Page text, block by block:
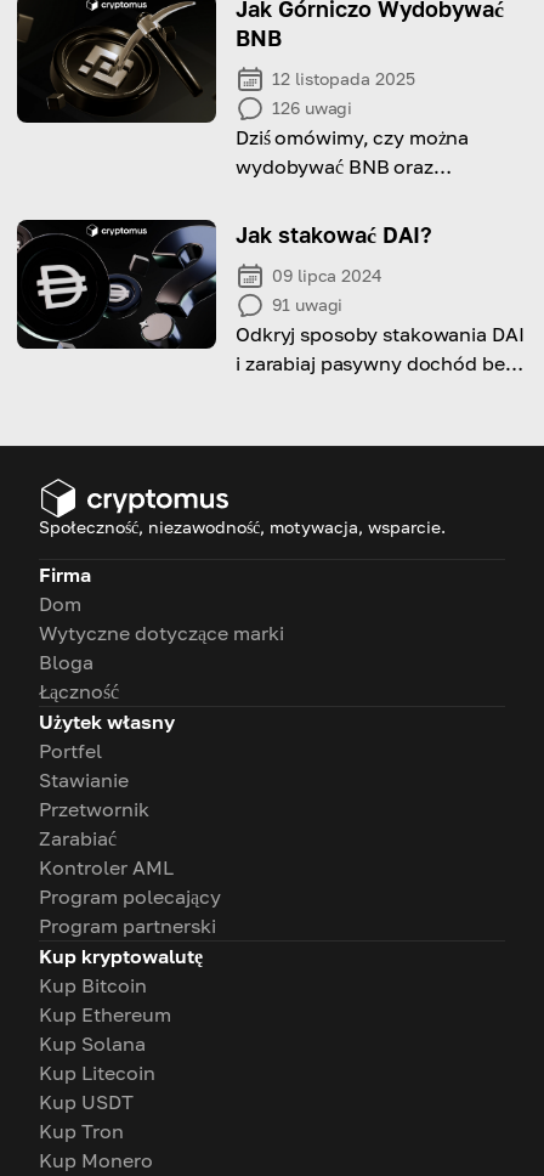
Jak Górniczo Wydobywać
BNB
12 listopada 2025
126 uwagi
Dziś omówimy, czy można
wydobywać BNB oraz
po kroku dotyczący
Jak stakować DAI?
09 lipca 2024
91 uwagi
Odkryj sposoby stakowania DAI
i zarabiaj pasywny dochód bez
Społeczność, niezawodność, motywacja, wsparcie.
Firma
Dom
Wytyczne dotyczące marki
Bloga
Łączność
Użytek własny
Portfel
Stawianie
Przetwornik
Zarabiać
Kontroler AML
Program polecający
Program partnerski
Kup kryptowalutę
Kup Bitcoin
Kup Ethereum
Kup Solana
Kup Litecoin
Kup USDT
Kup Tron
Kup Monero